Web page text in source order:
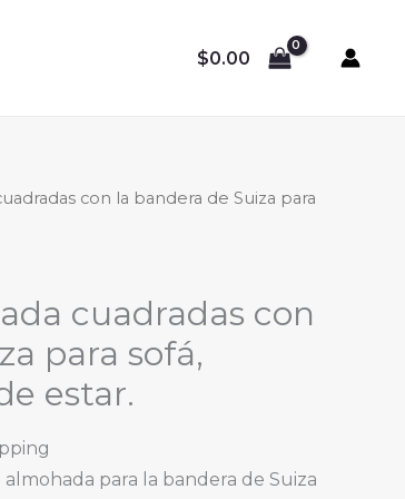
$0.00
con la bandera de Suiza para
cuadradas con
para sofá,
estar.
para la bandera de Suiza